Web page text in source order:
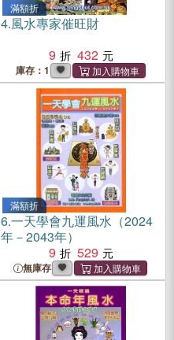
滿額折
4.風水專家催旺財
9
432
庫存：1
滿額折
6.一天學會九運風水（2024
年－2043年）
9
529
無庫存